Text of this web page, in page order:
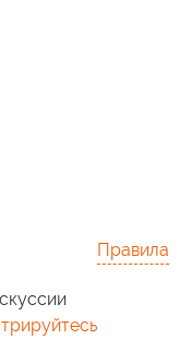
Правила